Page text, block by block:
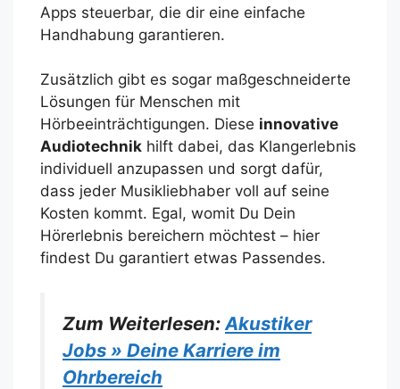
Apps steuerbar, die dir eine einfache
Handhabung garantieren.
Zusätzlich gibt es sogar maßgeschneiderte
Lösungen für Menschen mit
Hörbeeinträchtigungen. Diese innovative
Audiotechnik hilft dabei, das Klangerlebnis
individuell anzupassen und sorgt dafür,
dass jeder Musikliebhaber voll auf seine
Kosten kommt. Egal, womit Du Dein
Hörerlebnis bereichern möchtest – hier
findest Du garantiert etwas Passendes.
Zum Weiterlesen: Akustiker
Jobs » Deine Karriere im
Ohrbereich